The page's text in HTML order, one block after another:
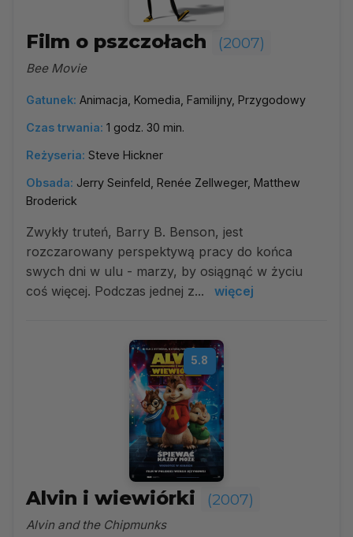
Film o pszczołach (2007)
Bee Movie
Gatunek: Animacja, Komedia, Familijny, Przygodowy
Czas trwania: 1 godz. 30 min.
Reżyseria: Steve Hickner
Obsada: Jerry Seinfeld, Renée Zellweger, Matthew
Broderick
Zwykły truteń, Barry B. Benson, jest
rozczarowany perspektywą pracy do końca
swych dni w ulu - marzy, by osiągnąć w życiu
coś więcej. Podczas jednej z...
więcej
5.8
Alvin i wiewiórki (2007)
Alvin and the Chipmunks